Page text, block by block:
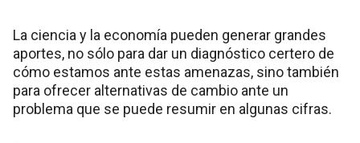
La ciencia y la economía pueden generar grandes
aportes, no sólo para dar un diagnóstico certero de
cómo estamos ante estas amenazas, sino también
para ofrecer alternativas de cambio ante un
problema que se puede resumir en algunas cifras.